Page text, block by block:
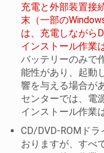
充電と外部装置接
末（一部の
は、充電しながら
インストール作業
バッテリーのみで
能性があり、起動
響を与える場合が
センターでは、電
インストール作業
CD/DVD-ROMド
おりますが、すべ